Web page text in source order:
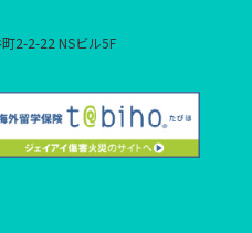
2-2-22 NSビル5F